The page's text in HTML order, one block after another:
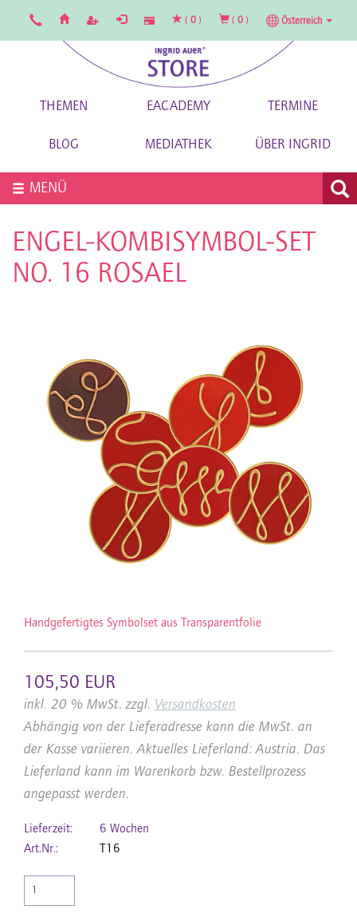
( 0 ) ( 0 ) Österreich
THEMEN EACADEMY TERMINE
BLOG MEDIATHEK ÜBER INGRID
MENÜ
ENGEL-KOMBISYMBOL-SET
NO. 16 ROSAEL
Handgefertigtes Symbolset aus Transparentfolie
105,50 EUR
inkl. 20 % MwSt. zzgl. Versandkosten
Abhängig von der Lieferadresse kann die MwSt. an
der Kasse variieren. Aktuelles Lieferland: Austria. Das
Lieferland kann im Warenkorb bzw. Bestellprozess
angepasst werden.
Lieferzeit:
6 Wochen
Art.Nr.:
T16